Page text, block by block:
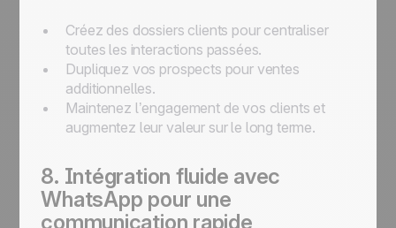
Créez des dossiers clients pour centraliser
toutes les interactions passées.
Dupliquez vos prospects pour ventes
additionnelles.
Maintenez l’engagement de vos clients et
augmentez leur valeur sur le long terme.
8. Intégration fluide avec
WhatsApp pour une
communication rapide